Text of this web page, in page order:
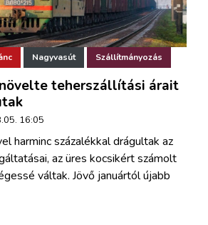
Nagyvasút Szállítmányozás
teherszállítási árait
16:05
harminc százalékkal drágultak az
az üres kocsikért számolt
váltak. Jövő januártól újabb